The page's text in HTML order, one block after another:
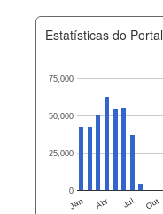
Estatísticas do Portal
Jan Abr Jul Out
0
25,000
50,000
75,000